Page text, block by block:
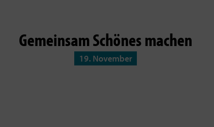
Gemeinsam Schönes machen
19. November